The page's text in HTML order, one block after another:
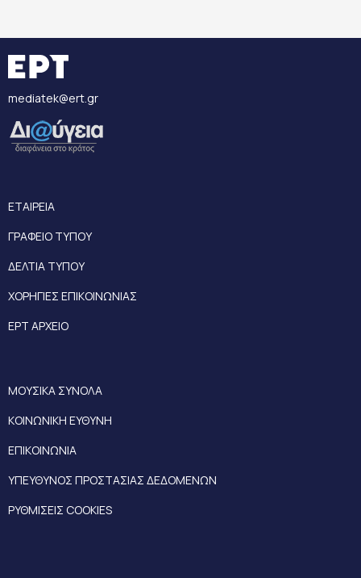
mediatek@ert.gr
ΕΤΑΙΡΕΙΑ
ΓΡΑΦΕΙΟ ΤΥΠΟΥ
ΔΕΛΤΙΑ ΤΥΠΟΥ
ΧΟΡΗΓΙΕΣ ΕΠΙΚΟΙΝΩΝΙΑΣ
ΕΡΤ ΑΡΧΕΙΟ
ΜΟΥΣΙΚΑ ΣΥΝΟΛΑ
ΚΟΙΝΩΝΙΚΗ ΕΥΘΥΝΗ
ΕΠΙΚΟΙΝΩΝΙΑ
ΥΠΕΥΘΥΝΟΣ ΠΡΟΣΤΑΣΙΑΣ ΔΕΔΟΜΕΝΩΝ
ΡΥΘΜΙΣΕΙΣ COOKIES